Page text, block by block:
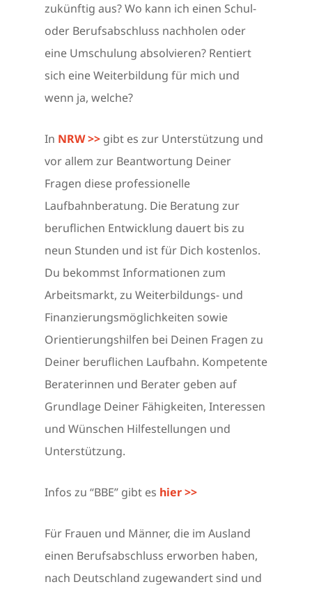
zukünftig aus? Wo kann ich einen Schul-
oder Berufsabschluss nachholen oder
eine Umschulung absolvieren? Rentiert
sich eine Weiterbildung für mich und
wenn ja, welche?
In NRW >> gibt es zur Unterstützung und
vor allem zur Beantwortung Deiner
Fragen diese professionelle
Laufbahnberatung. Die Beratung zur
beruflichen Entwicklung dauert bis zu
neun Stunden und ist für Dich kostenlos.
Du bekommst Informationen zum
Arbeitsmarkt, zu Weiterbildungs- und
Finanzierungsmöglichkeiten sowie
Orientierungshilfen bei Deinen Fragen zu
Deiner beruflichen Laufbahn. Kompetente
Beraterinnen und Berater geben auf
Grundlage Deiner Fähigkeiten, Interessen
und Wünschen Hilfestellungen und
Unterstützung.
Infos zu “BBE” gibt es hier >>
Für Frauen und Männer, die im Ausland
einen Berufsabschluss erworben haben,
nach Deutschland zugewandert sind und